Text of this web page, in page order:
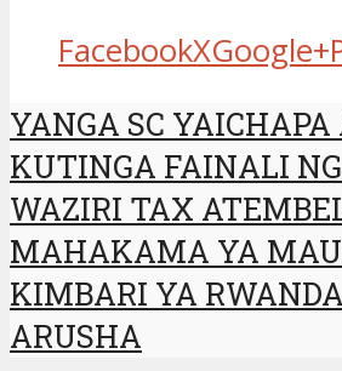
FacebookXGoogle+
YANGA SC
KUTINGA FAINALI
WAZIRI TAX
MAHAKAMA YA
KIMBARI YA
ARUSHA